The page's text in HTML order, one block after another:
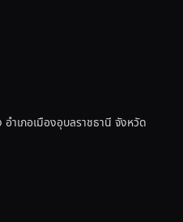
ำเภอเมืองอุบลราชธานี จังหวัด